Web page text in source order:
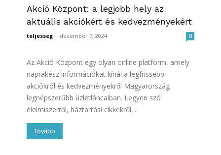
Akció Központ: a legjobb hely az
aktuális akciókért és kedvezményekért
teljesseg - december 7, 2024 0
Az Akció Központ egy olyan online platform, amely
naprakész információkat kínál a legfrissebb
akciókról és kedvezményekről Magyarország
legnépszerűbb üzletláncaiban. Legyen szó
élelmiszerről, háztartási cikkekről,...
Tovább